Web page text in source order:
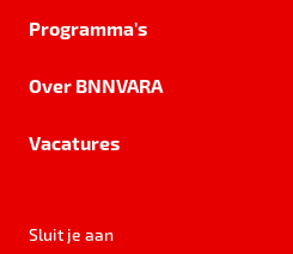
Programma's
Over BNNVARA
Vacatures
Sluit je aan